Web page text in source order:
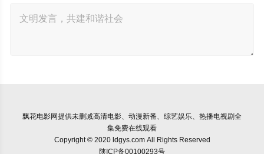
飘花电影网提供未删减高清电影、动漫新番、综艺娱乐、热播电视剧全
集免费在线观看
Copyright © 2020 ldgys.com All Rights Reserved
陕ICP备00100293号